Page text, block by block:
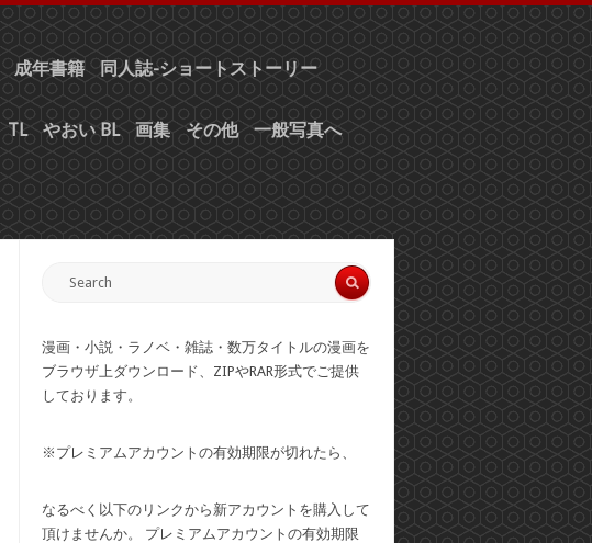
成年書籍 同人誌-ショートストーリー
TL やおい BL 画集 その他 一般写真へ
漫画・小説・ラノベ・雑誌・数万タイトルの漫画を
ブラウザ上ダウンロード、ZIPやRAR形式でご提供
しております。
※プレミアムアカウントの有効期限が切れたら、
なるべく以下のリンクから新アカウントを購入して
頂けませんか。 プレミアムアカウントの有効期限